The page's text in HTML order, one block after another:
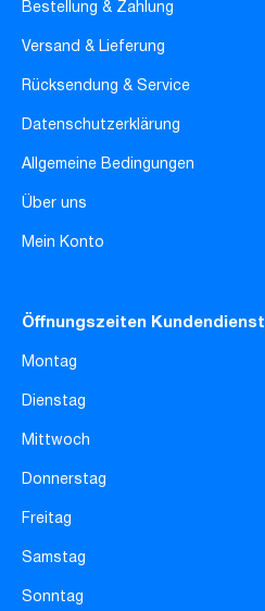
Bestellung & Zahlung
Versand & Lieferung
Rücksendung & Service
Datenschutzerklärung
Allgemeine Bedingungen
Über uns
Mein Konto
Öffnungszeiten Kundendienst
Montag
Dienstag
Mittwoch
Donnerstag
Freitag
Samstag
Sonntag